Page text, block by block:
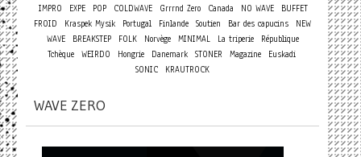
IMPRO
EXPE POP COLDWAVE Grrrnd Zero Canada NO WAVE
BUFFET
FROID
Kraspek Mysik Portugal Finlande Soutien Bar des capucins
NEW
WAVE
BREAKSTEP FOLK Norvège MINIMAL La triperie
République
Tchèque WEIRDO Hongrie Danemark STONER Magazine
Euskadi
SONIC
KRAUTROCK
WAVE ZERO